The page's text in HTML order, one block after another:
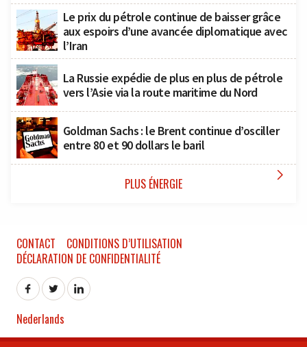
Le prix du pétrole continue de baisser grâce
aux espoirs d’une avancée diplomatique avec
l’Iran
La Russie expédie de plus en plus de pétrole
vers l’Asie via la route maritime du Nord
Goldman Sachs : le Brent continue d’osciller
entre 80 et 90 dollars le baril
PLUS ÉNERGIE 
CONTACT
CONDITIONS D’UTILISATION
DÉCLARATION DE CONFIDENTIALITÉ
Nederlands